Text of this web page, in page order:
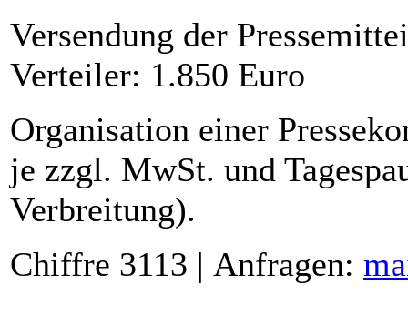
Versendung der
Verteiler: 1.850 Euro
Organisation einer
je zzgl. MwSt. und
Verbreitung).
Chiffre 3113 | Anfragen: